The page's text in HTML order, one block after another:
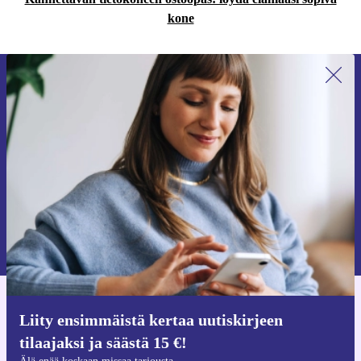
kone
Liity ensimmäistä kertaa uutiskirjeen
tilaajaksi ja säästä 15 €!
Liity ensimmäistä kertaa uutiskirjeen
tilaajaksi ja säästä 15 €!
Älä missaa enää yhtäkään tarjousta.
Pyydä etukuponki
Lisätietoja henkilötietojen käytöstä löydättietosuojaselosteestamme.
iOS:lle ja Androidille